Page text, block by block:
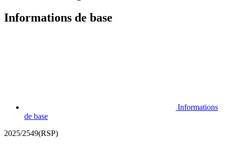
Informations de base
Informations
de base
2025/2549(RSP)